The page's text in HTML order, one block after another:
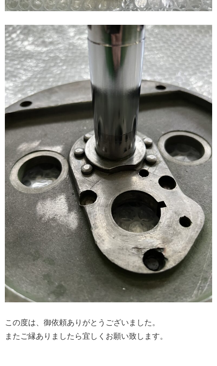
この度は、御依頼ありがとうございました。
またご縁ありましたら宜しくお願い致します。